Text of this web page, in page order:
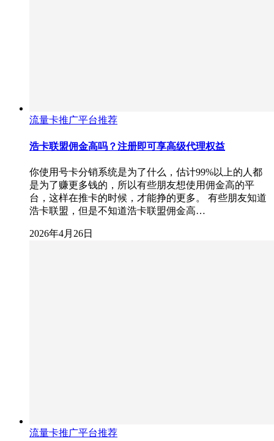
流量卡推广平台推荐
浩卡联盟佣金高吗？注册即可享高级代理权益
你使用号卡分销系统是为了什么，估计99%以上的人都
是为了赚更多钱的，所以有些朋友想使用佣金高的平
台，这样在推卡的时候，才能挣的更多。 有些朋友知道
浩卡联盟，但是不知道浩卡联盟佣金高…
2026年4月26日
流量卡推广平台推荐